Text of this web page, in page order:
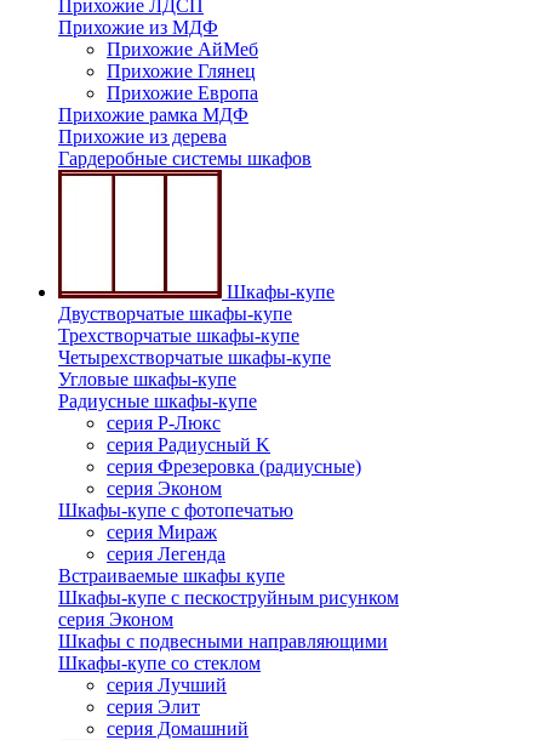
Прихожие ЛДСП
Прихожие из МДФ
Прихожие АйМеб
Прихожие Глянец
Прихожие Европа
Прихожие рамка МДФ
Прихожие из дерева
Гардеробные системы шкафов
Шкафы-купе
Двустворчатые шкафы-купе
Трехстворчатые шкафы-купе
Четырехстворчатые шкафы-купе
Угловые шкафы-купе
Радиусные шкафы-купе
серия Р-Люкс
серия Радиусный K
серия Фрезеровка (радиусные)
серия Эконом
Шкафы-купе с фотопечатью
серия Мираж
серия Легенда
Встраиваемые шкафы купе
Шкафы-купе с пескоструйным рисунком
серия Эконом
Шкафы с подвесными направляющими
Шкафы-купе со стеклом
серия Лучший
серия Элит
серия Домашний